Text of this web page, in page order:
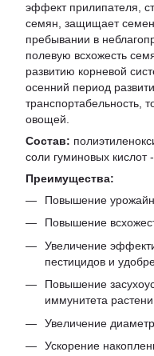
эффект прилипателя,
семян, защищает
пребывании в
полевую всхожесть
развитию корневой
осенний период
транспортабельность,
овощей.
Состав:
соли гуминовых кислот
Преимущества:
Повышение
Повышение
Увеличение
пестицидов и
Повышение
иммунитета
Увеличение
Ускорение